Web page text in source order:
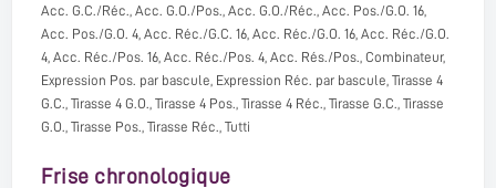
Acc. G.C./Réc., Acc. G.O./Pos., Acc. G.O./Réc., Acc. Pos./G.O. 16,
Acc. Pos./G.O. 4, Acc. Réc./G.C. 16, Acc. Réc./G.O. 16, Acc. Réc./G.O.
4, Acc. Réc./Pos. 16, Acc. Réc./Pos. 4, Acc. Rés./Pos., Combinateur,
Expression Pos. par bascule, Expression Réc. par bascule, Tirasse 4
G.C., Tirasse 4 G.O., Tirasse 4 Pos., Tirasse 4 Réc., Tirasse G.C., Tirasse
G.O., Tirasse Pos., Tirasse Réc., Tutti
Frise chronologique